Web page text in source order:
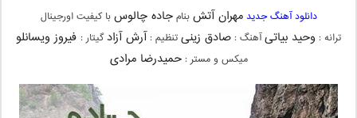
دانلود آهنگ جدید مهران آتشبنامجاده چالوسبا کیفیت اورجینال
ترانه : وحید بیاتیآهنگ : صادق زینیتنظیم : آرش آزادگیتار : فیروز ویسانلو
میکس و مستر :حمیدرضا مرادی